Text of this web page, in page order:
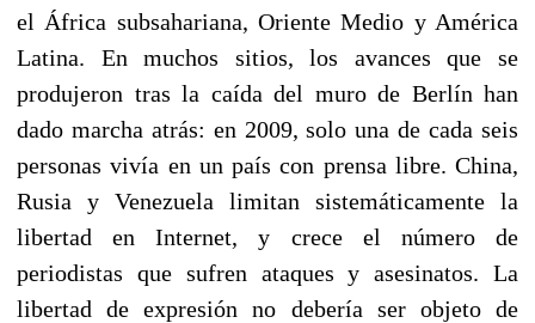
el África subsahariana, Oriente Medio y América
Latina. En muchos sitios, los avances que se
produjeron tras la caída del muro de Berlín han
dado marcha atrás: en 2009, solo una de cada seis
personas vivía en un país con prensa libre. China,
Rusia y Venezuela limitan sistemáticamente la
libertad en Internet, y crece el número de
periodistas que sufren ataques y asesinatos. La
libertad de expresión no debería ser objeto de